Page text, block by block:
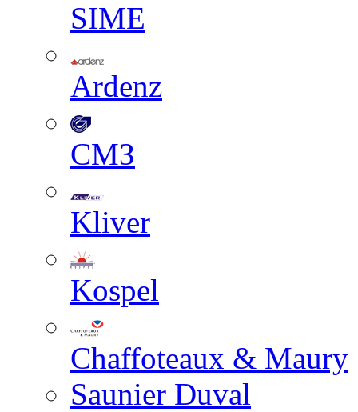
SIME
Ardenz
СМЗ
Kliver
Kospel
Chaffoteaux & Maury
Saunier Duval